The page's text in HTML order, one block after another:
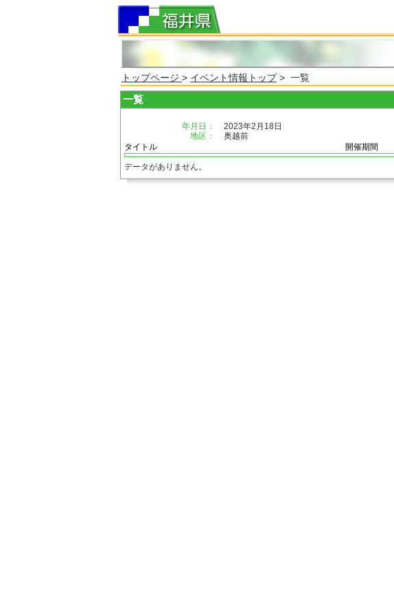
トップページ > イベント情報トップ> 一覧
一覧
年月日：
2023年2月18日
地区：
奥越前
タイトル
開催期間
データがありません。